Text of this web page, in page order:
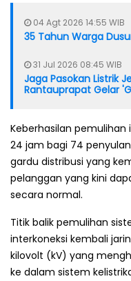
04 Agt 2026 14:55 WIB
35 Tahun Warga
31 Jul 2026 08:45 WIB
Jaga Pasokan Listrik
Rantauprapat Gelar
Keberhasilan
24 jam bagi 74
gardu distribusi yang
pelanggan yang kini
secara normal.
Titik balik pemulihan
interkoneksi kembali
kilovolt (kV) yang
ke dalam sistem